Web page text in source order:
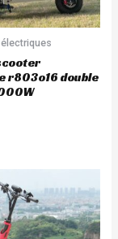
r803o16 double